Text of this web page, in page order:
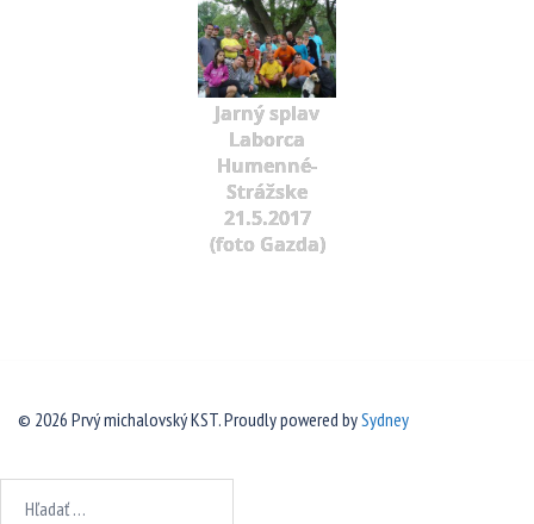
Jarný splav
Laborca
Humenné-
Strážske
21.5.2017
(foto Gazda)
© 2026 Prvý michalovský KST. Proudly powered bySydney